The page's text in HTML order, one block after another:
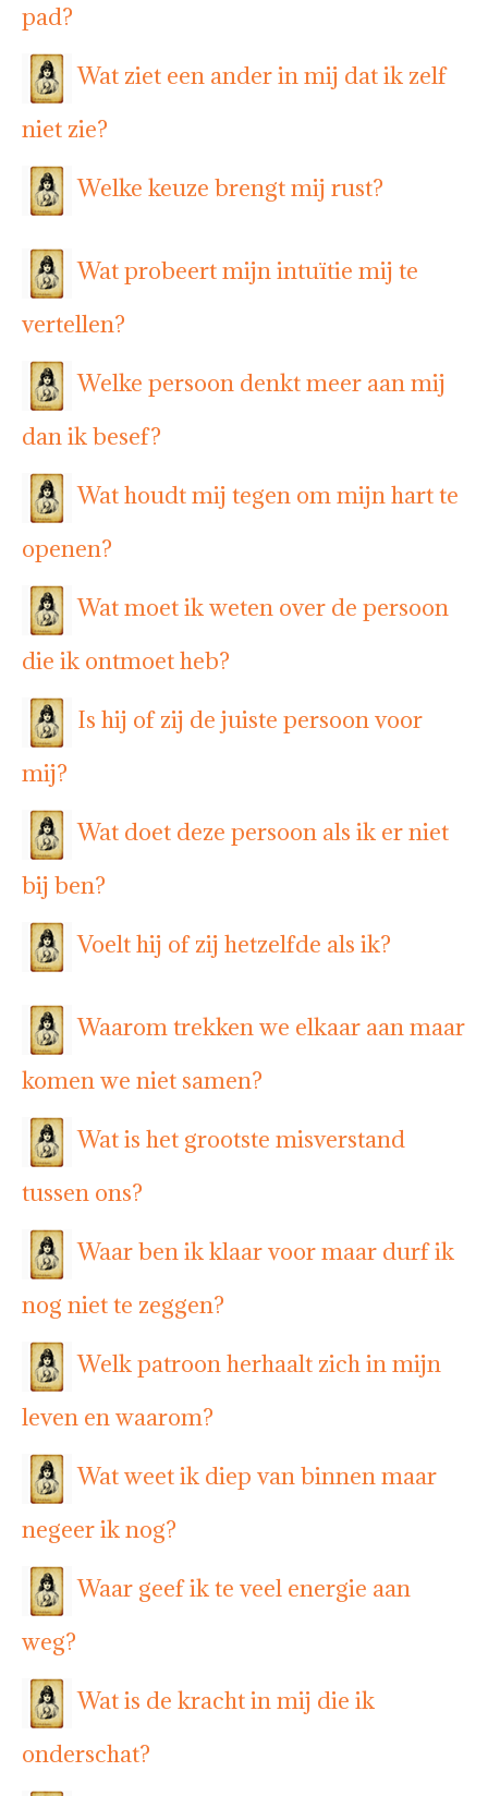
pad?
Wat ziet een ander in mij dat ik zelf
niet zie?
Welke keuze brengt mij rust?
Wat probeert mijn intuïtie mij te
vertellen?
Welke persoon denkt meer aan mij
dan ik besef?
Wat houdt mij tegen om mijn hart te
openen?
Wat moet ik weten over de persoon
die ik ontmoet heb?
Is hij of zij de juiste persoon voor
mij?
Wat doet deze persoon als ik er niet
bij ben?
Voelt hij of zij hetzelfde als ik?
Waarom trekken we elkaar aan maar
komen we niet samen?
Wat is het grootste misverstand
tussen ons?
Waar ben ik klaar voor maar durf ik
nog niet te zeggen?
Welk patroon herhaalt zich in mijn
leven en waarom?
Wat weet ik diep van binnen maar
negeer ik nog?
Waar geef ik te veel energie aan
weg?
Wat is de kracht in mij die ik
onderschat?